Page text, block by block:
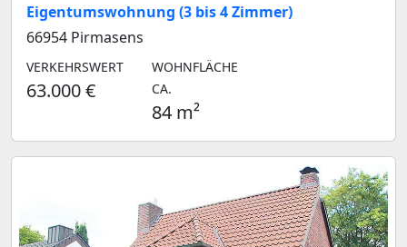
Eigentumswohnung (3 bis 4 Zimmer)
66954 Pirmasens
VERKEHRSWERT
63.000 €
WOHNFLÄCHE
CA.
84 m²